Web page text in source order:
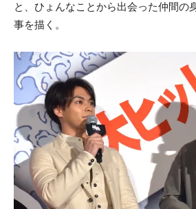
と、ひょんなことから出会った仲間の
事を描く。